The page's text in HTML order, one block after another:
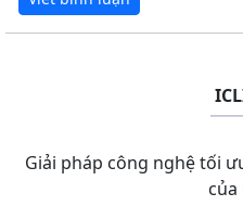
Giải pháp công nghệ tối
của